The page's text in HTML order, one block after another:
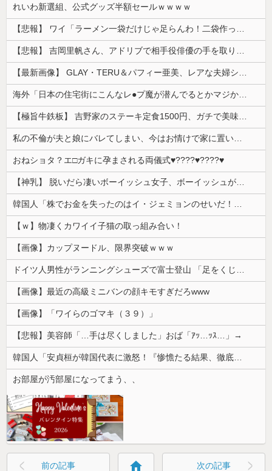
れいわ新選組、公式グッズ半額セールｗｗｗｗ
おねショタ？エ□ガキに孕まされる両儀式♥️????♥️????♥️
【ｗ】物凄くカワイイ子猫の取っ組み合い！
【画像】カップヌードル、限界突破ｗｗｗ
【画像】最近の高級ミニバンの顔キモすぎだろwww
【画像】「ワイらのゴマキ（３９）」
【悲報】美容師「…手は尽くしました」おば「ｱｯ…ｯｽ…」→
お部屋が汚部屋になってまう、、
前の記事 home 次の記事